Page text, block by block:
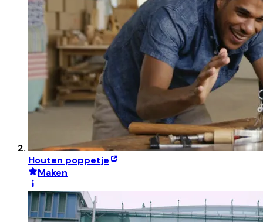
Houten poppetje
Maken